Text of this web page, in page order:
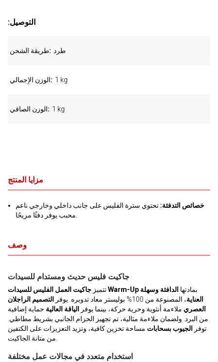
مزايا المنتج
خصائص التدفئة: تحتوي سترة الفليس على جانب داخلي وخارجي ناعم
وصف
جاكيت فليس حديث ومستدام للسيدات
تتميزجاكيت العمل الفليس للسيدات Warm-Up بمادتها الدافئة وسهلة
العناية، المصنوعة من 100% بوليستر معاد تدويره. يوفر
التصميم الراجلان
العصري ملاءمة أنثوية وحرية حركة، بينما يوفر الياقة العالية حماية إضافية
من البرد. ولضمان ملاءمة مثالية، تم تجهيز الحزام الجانبي بشريط مطاطي.
توفر
الجيوب بسحابات مساحة تخزين كافية، وتزيد التعزيزات على الكتفين
استخدام متعدد في مجالات عمل مختلفة
:التوصيل
طريقة الشحن طرد
الوزن الإجمالي 1 kg
الوزن الصافي 1 kg